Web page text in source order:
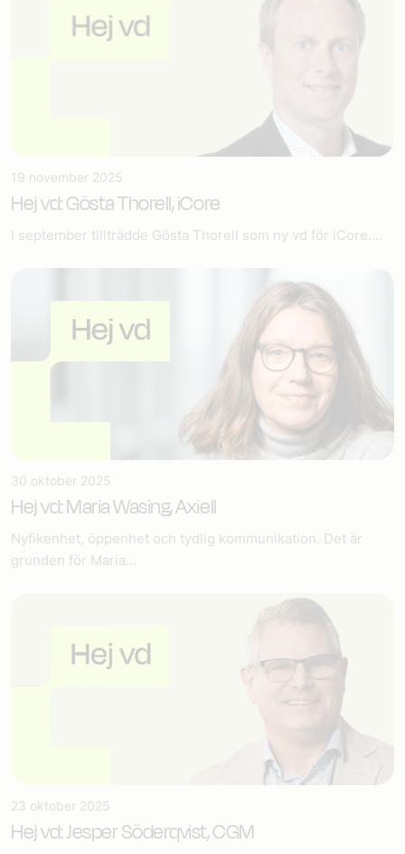
19 november 2025
Hej vd: Gösta Thorell, iCore
I september tillträdde Gösta Thorell som ny vd för iCore....
30 oktober 2025
Hej vd: Maria Wasing, Axiell
Nyfikenhet, öppenhet och tydlig kommunikation. Det är
grunden för Maria...
23 oktober 2025
Hej vd: Jesper Söderqvist, CGM